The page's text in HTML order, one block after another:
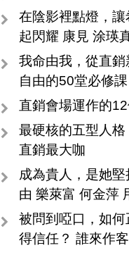
在陰影裡點燈，
起閃耀 康見 涂
我命由我，從直銷
自由的50堂必修課
直銷會場運作的
最硬核的五型人
直銷最大咖
成為貴人，是她
由
被問到啞口，如何
得信任？ 誰